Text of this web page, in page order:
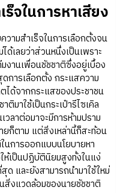
จในการหาเสียง
มสำเร็จในการเลือกตั้งจน
ด้เลยว่าส่วนหนึ่งเป็นเพราะ
งานเพื่อนชัชชาติซึ่งอยู่เบื้อง
การเลือกตั้ง กระแสความ
ด้จากกระแสของประชาชน
ติมาใช้เป็นกระเป๋ารีไซเคิล
วลาต่อมาจะมีการห้ามปราม
ก็ตาม แต่สิ่งเหล่านี้ก็สะท้อน
นการออกแบบนโยบายหา
ห้เป็นปฏิบัตินิยมสูงทั้งในแง่
และยังสามารถนำมาใช้ใหม่
สิ่งแวดล้อมของนายชัชชาติ